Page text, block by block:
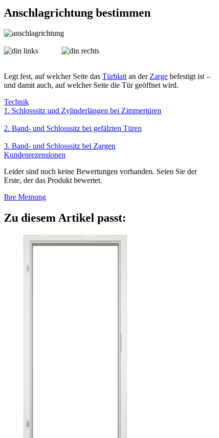
Anschlagrichtung bestimmen
Legt fest, auf welcher Seite das Türblattan derZarge befestigt ist –
und damit auch, auf welcher Seite die Tür geöffnet wird.
Technik
1. Schlosssitz und Zylinderlängen bei Zimmertüren
2. Band- und Schlosssitz bei gefälzten Türen
3. Band- und Schlosssitz bei Zargen
Kundenrezensionen
Leider sind noch keine Bewertungen vorhanden. Seien Sie der
Erste, der das Produkt bewertet.
Ihre Meinung
Zu diesem Artikel passt: